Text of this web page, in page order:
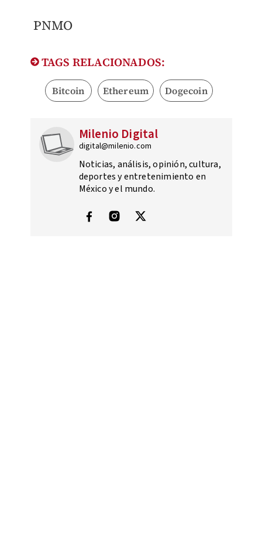
PNMO
TAGS RELACIONADOS:
Bitcoin Ethereum Dogecoin
Milenio Digital
digital@milenio.com
Noticias, análisis, opinión, cultura,
deportes y entretenimiento en
México y el mundo.